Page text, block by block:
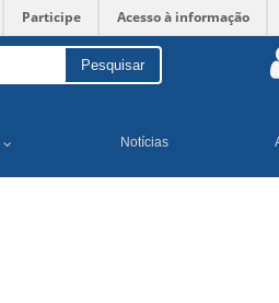
Participe Acesso à informação
Pesquisar
Notícias